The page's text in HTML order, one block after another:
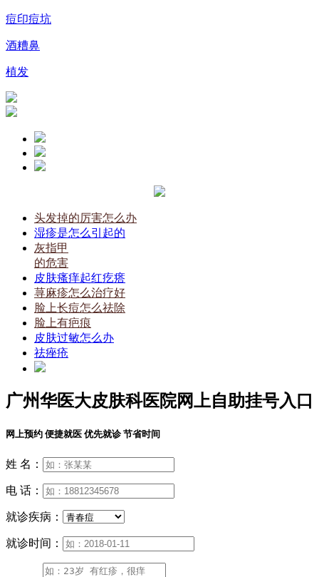
痘印痘坑
酒糟鼻
植发
头发掉的厉害怎么办
湿疹是怎么引起的
灰指甲
的危害
皮肤瘙痒起红疙瘩
荨麻疹怎么治疗好
脸上长痘怎么祛除
脸上有疤痕
皮肤过敏怎么办
祛痤疮
广州华医大皮肤科医院网上自助挂号入口
网上预约 便捷就医 优先就诊 节省时间
姓 名：
电 话：
就诊疾病：
就诊时间：